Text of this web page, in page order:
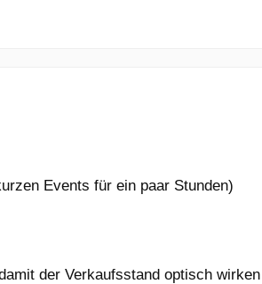
Events für ein paar Stunden)
der Verkaufsstand optisch